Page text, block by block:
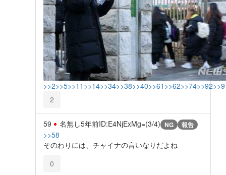
>>2>>5>>11 >>14>>34>>38>>40>>61 >>62>>74>>92
2
59 名無し5年前ID:E4NjExMg=(3/4) NG 報告
>>58
そのわりには、チャイナの言いなりだよね
0